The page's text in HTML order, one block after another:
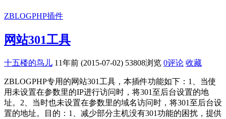
ZBLOGPHP插件
网站301工具
十五楼的鸟儿 11年前 (2015-07-02) 53808浏览 0评论 收藏
ZBLOGPHP专用的网站301工具，本插件功能如下：1、当使
用未设置在参数里的IP进行访问时，将301至后台设置的地
址。2、当时也未设置在参数里的域名访问时，将301至后台设
置的地址。目的：1、减少部分主机没有301功能的困扰，提供